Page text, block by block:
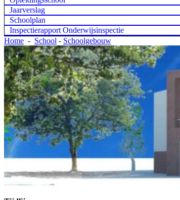
Jaarverslag
Schoolplan
Inspectierapport Onderwijsinspectie
Home - School - Schoolgebouw